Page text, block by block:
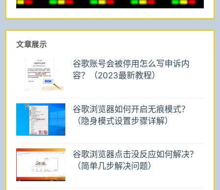
文章展示
谷歌账号会被停用怎么写申诉内
容？（2023最新教程）
谷歌浏览器如何开启无痕模式？
（隐身模式设置步骤详解）
谷歌浏览器点击没反应如何解决？
（简单几步解决问题）